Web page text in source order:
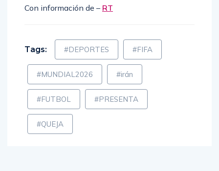
Con información de – RT
Tags: #DEPORTES #FIFA
#MUNDIAL2026 #irán
#FUTBOL #PRESENTA
#QUEJA